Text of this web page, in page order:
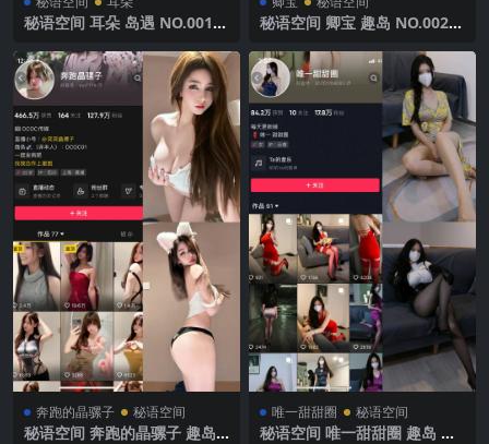
秘语空间 耳朵 岛遇 NO.001期
秘语空间 卿宝 趣岛 NO.002期
奔跑的晶骡子 秘语空间
秘语空间 奔跑的晶骡子 趣岛
唯一甜甜圈 秘语空间
秘语空间 唯一甜甜圈 趣岛 N